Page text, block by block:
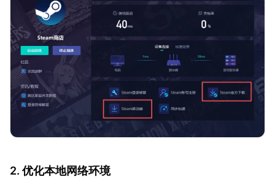
2. 优化本地网络环境